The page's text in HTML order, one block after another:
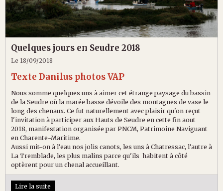
Quelques jours en Seudre 2018
Le 18/09/2018
Texte Danilus photos VAP
Nous somme quelques uns à aimer cet étrange paysage du bassin
de la Seudre où la marée basse dévoile des montagnes de vase le
long des chenaux. Ce fut naturellement avec plaisir qu'on reçut
l'invitation à participer aux Hauts de Seudre en cette fin aout
2018, manifestation organisée par PNCM, Patrimoine Naviguant
en Charente-Maritime.
Aussi mit-on à l'eau nos jolis canots, les uns à Chatressac, l'autre à
La Tremblade, les plus malins parce qu'ils habitent à côté
optèrent pour un chenal accueillant.
Lire la suite